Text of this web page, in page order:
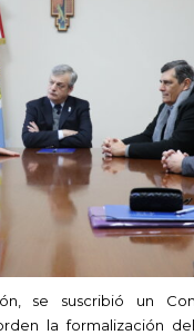
se suscribió un
la formalización